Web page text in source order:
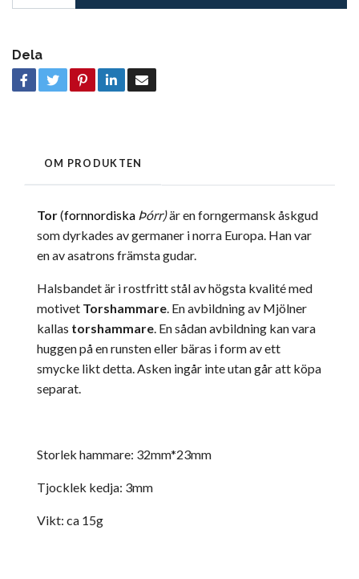
Dela
OM PRODUKTEN
Tor(fornnordiska Þórr)är en forngermansk åskgud
som dyrkades av germaner i norra Europa. Han var
en av asatrons främsta gudar.
Halsbandet är i rostfritt stål av högsta kvalité med
motivet Torshammare. En avbildning av Mjölner
kallas torshammare. En sådan avbildning kan vara
huggen på en runsten eller bäras i form av ett
smycke likt detta. Asken ingår inte utan går att köpa
separat.
Storlek hammare: 32mm*23mm
Tjocklek kedja: 3mm
Vikt: ca 15g